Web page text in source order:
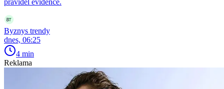
pravidel evidence.
Byznys trendy
dnes, 06:25
4 min
Reklama